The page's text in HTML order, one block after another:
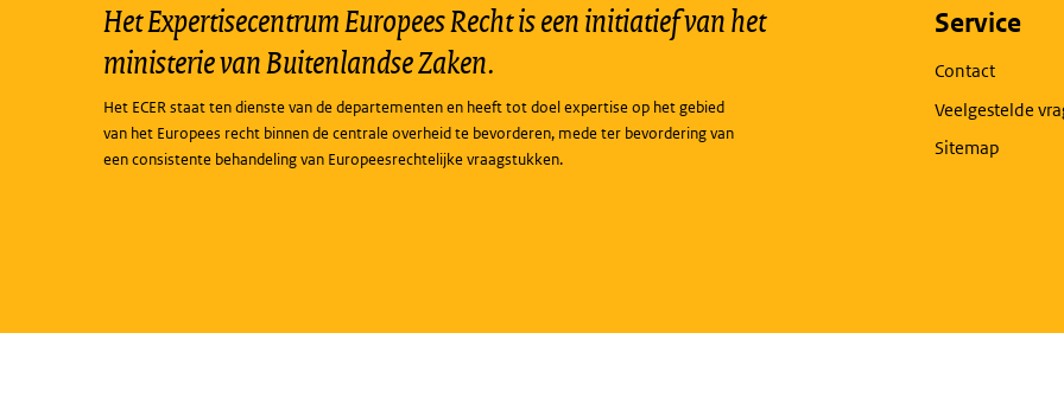
Het Expertisecentrum Europees Recht is een initiatief van het
ministerie van Buitenlandse Zaken.
Het ECER staat ten dienste van de departementen en heeft tot doel expertise op het gebied
van het Europees recht binnen de centrale overheid te bevorderen, mede ter bevordering van
een consistente behandeling van Europeesrechtelijke vraagstukken.
Service
Contact
Veelgestelde
Sitemap